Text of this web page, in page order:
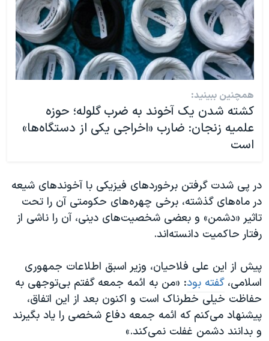
همچنین ببینید:
کشته شدن یک آخوند به ضرب گلوله؛ حوزه
علمیه زنجان: ضارب «اخراجی یکی از دستگاه‌ها»
است
در پی شدت گرفتن برخوردهای فیزیکی با آخوندهای شیعه
در ماه‌های گذشته، برخی چهره‌های حکومتی آن را تحت
تاثیر «دشمن» و بعضی شخصیت‌های دینی، آن را ناشی از
رفتار حاکمیت دانسته‌اند.
پیش از این علی فلاحیان، وزیر اسبق اطلاعات جمهوری
اسلامی، گفته بود: «من به ائمه جمعه گفتم بی‌توجهی به
حفاظت خیلی خطرناک است و اکنون بعد از این اتفاق،
پیشنهاد می‌کنم که ائمه جمعه دفاع شخصی را یاد بگیرند
و بدانند دشمن غفلت نمی‌کند.»